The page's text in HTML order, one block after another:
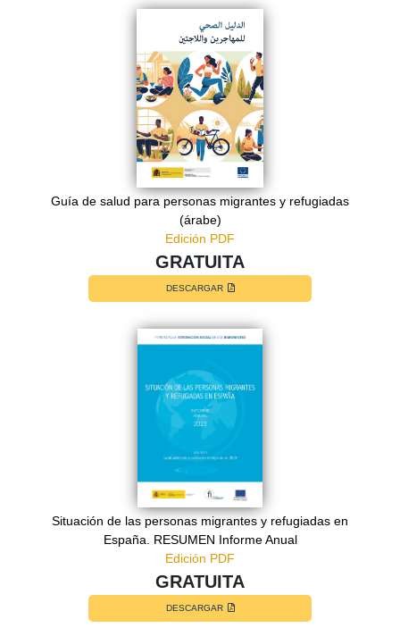
Guía de salud para personas migrantes y refugiadas
(árabe)
Edición PDF
GRATUITA
DESCARGAR
Situación de las personas migrantes y refugiadas en
España. RESUMEN Informe Anual
Edición PDF
GRATUITA
DESCARGAR